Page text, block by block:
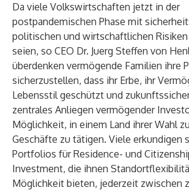
Da viele Volkswirtschaften jetzt in der
postpandemischen Phase mit
politischen und wirtschaftlichen
seien, so CEO Dr. Juerg Steffen von
überdenken vermögende Familien ihre
sicherzustellen, dass ihr Erbe, ihr
Lebensstil geschützt und
zentrales Anliegen vermögender
Möglichkeit, in einem Land ihrer Wahl
Geschäfte zu tätigen. Viele erkundigen
Portfolios fürResidence- und
Investment, die ihnen
Möglichkeit bieten, jederzeit zwischen